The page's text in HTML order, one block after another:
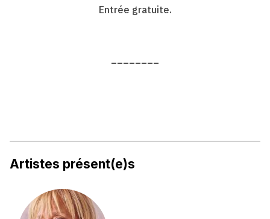
Entrée gratuite.
Artistes présent(e)s